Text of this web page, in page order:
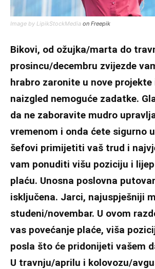
Image by LipikStockMedia on Freepik
Bikovi, od ožujka/marta do
prosincu/decembru zvijezde
hrabro zaronite u nove
naizgled nemoguće zadatke.
da ne zaboravite mudro
vremenom i onda ćete sigurno
šefovi primijetiti vaš trud i
vam ponuditi višu poziciju i
plaću. Unosna poslovna
isključena. Jarci, najuspješniji
studeni/novembar. U ovom
vas povećanje plaće, viša
posla što će pridonijeti vašem
U travnju/aprilu i kolovozu/